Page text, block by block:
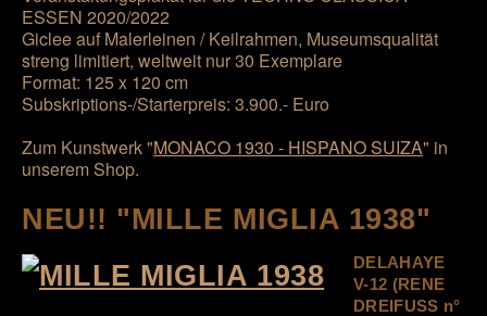
ESSEN 2020/2022
Giclee auf Malerleinen / Keilrahmen, Museumsqualität
streng limitiert, weltweit nur 30 Exemplare
Format: 125 x 120 cm
Subskriptions-/Starterpreis: 3.900.- Euro
Zum Kunstwerk "MONACO 1930 - HISPANO SUIZA" in
unserem Shop.
NEU!! "MILLE MIGLIA 1938"
DELAHAYE
V-12 (RENE
DREIFUSS n°